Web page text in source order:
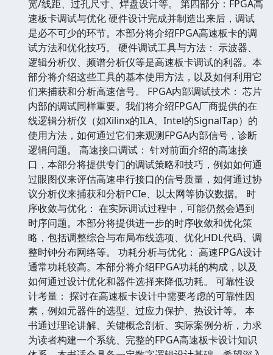
宽/线距、过孔尺寸、焊盘设计等。 第四部分：FPGA高
速板卡调试与优化 硬件设计完成并制造出来后，调试
是必不可少的环节。本部分将介绍FPGA高速板卡的调
试方法和优化技巧。 硬件调试工具与方法： 示波器、
逻辑分析仪、频谱分析仪等是高速板卡调试的利器。本
部分将介绍这些工具的基本使用方法，以及如何利用它
们来捕获和分析高速信号。 FPGA内部调试技术： 芯片
内部的调试同样重要。我们将介绍FPGA厂商提供的在
线逻辑分析仪（如Xilinx的ILA、Intel的SignalTap）的
使用方法，如何通过它们来观测FPGA内部信号，诊断
逻辑问题。 高速接口调试： 针对前面介绍的高速接
口，本部分将提供专门的调试策略和技巧，例如如何通
过眼图仪来评估高速串行接口的信号质量，如何通过协
议分析仪来捕获和分析PCIe、以太网等协议数据。 时
序收敛与优化： 在实际调试过程中，可能仍然会遇到
时序问题。本部分将提供进一步的时序收敛和优化策
略，包括调整综合与布局布线选项、优化HDL代码、调
整时钟分布网络等。 功耗分析与优化： 高速FPGA设计
通常功耗较高。本部分将介绍FPGA功耗的构成，以及
如何通过设计优化和器件选择来降低功耗。 可靠性设
计考量： 探讨在高速板卡设计中需要考虑的可靠性因
素，例如元器件的选型、过应力保护、热设计等。 本
书通过理论讲解、关键概念剖析、实际案例分析，力求
为读者构建一个系统、完整的FPGA高速板卡设计知识